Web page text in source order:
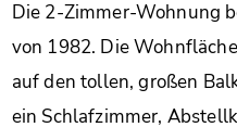
Die 2-Zimmer-Wohnung
von 1982. Die
auf den tollen, großen
ein Schlafzimmer,